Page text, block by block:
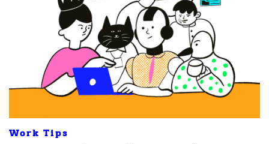
Work Tips
ค้นหา